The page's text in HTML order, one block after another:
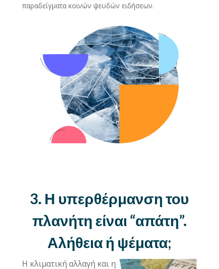
παραδείγματα κοινών ψευδών ειδήσεων.
3. Η υπερθέρμανση του
πλανήτη είναι “απάτη”.
Αλήθεια ή ψέματα;
Η κλιματική αλλαγή και η